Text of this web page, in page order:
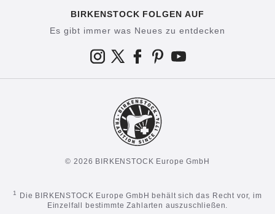
BIRKENSTOCK FOLGEN AUF
Es gibt immer was Neues zu entdecken
© 2026 BIRKENSTOCK Europe GmbH
1
Die BIRKENSTOCK Europe GmbH behält sich das Recht vor, im
Einzelfall bestimmte Zahlarten auszuschließen.